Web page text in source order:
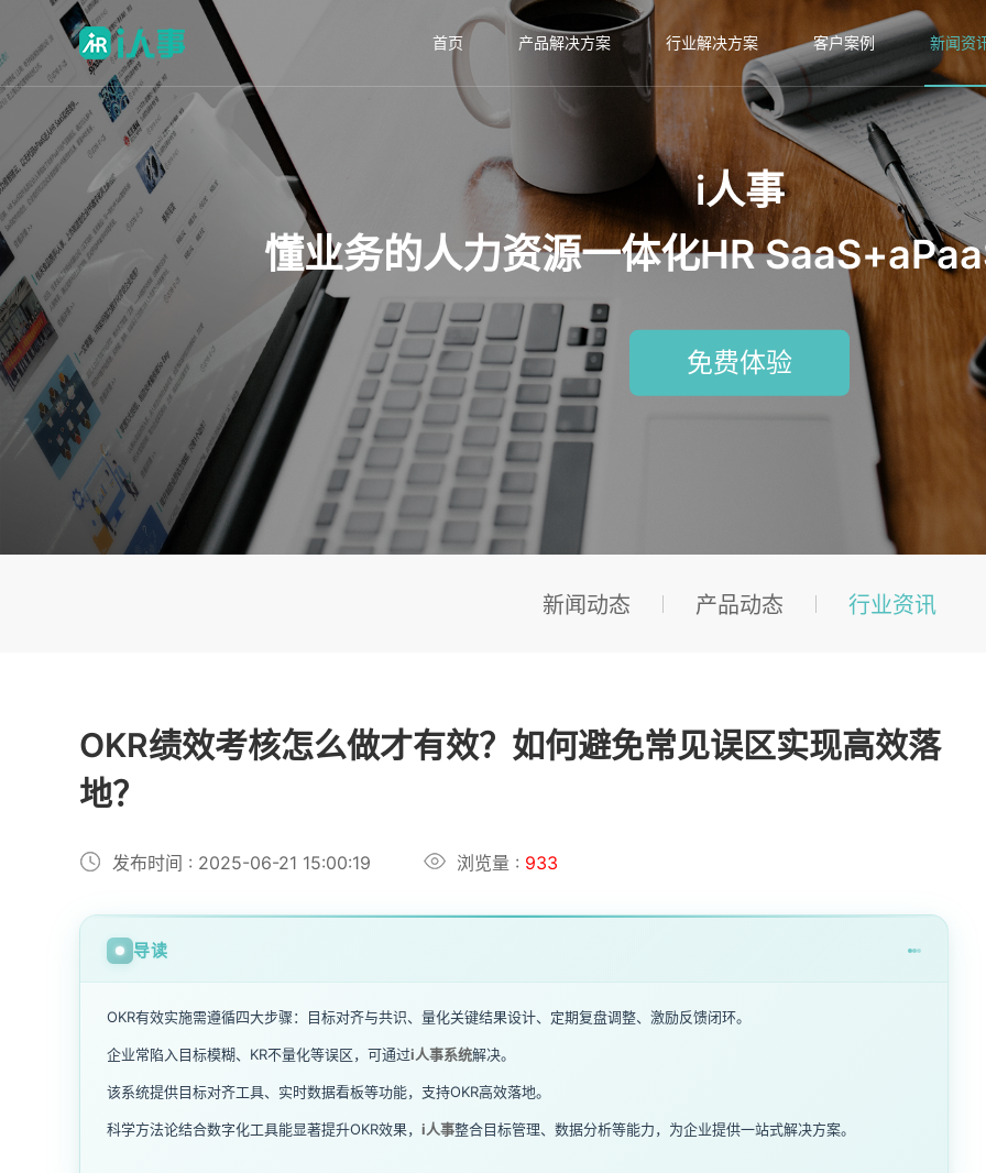
首页 产品解决方案 行业解决方案 客户案例 新闻资
i人事
懂业务的人力资源一体化HR
免费体验
新闻动态 产品动态 行业资讯
OKR绩效考核怎么做才有效？如何避免常见误区实现高效落
地？
发布时间 : 2025-06-21 15:00:19 浏览量 : 933
导读
OKR有效实施需遵循四大步骤：目标对齐与共识、量化关键结果设计、定期复盘调整、激励反馈闭环。
企业常陷入目标模糊、KR不量化等误区，可通过i人事系统解决。
该系统提供目标对齐工具、实时数据看板等功能，支持OKR高效落地。
科学方法论结合数字化工具能显著提升OKR效果， i人事整合目标管理、数据分析等能力，为企业提供一站式解决方案。